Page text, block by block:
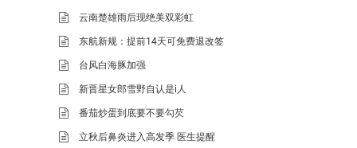
云南楚雄雨后现绝美双彩虹
东航新规：提前14天可免费退改签
台风白海豚加强
新晋星女郎雪野自认是i人
番茄炒蛋到底要不要勾芡
立秋后鼻炎进入高发季 医生提醒